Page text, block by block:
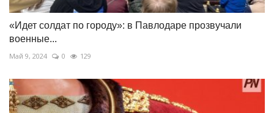
«Идет солдат по городу»: в Павлодаре прозвучали
военные...
Май 9, 2024 0 129